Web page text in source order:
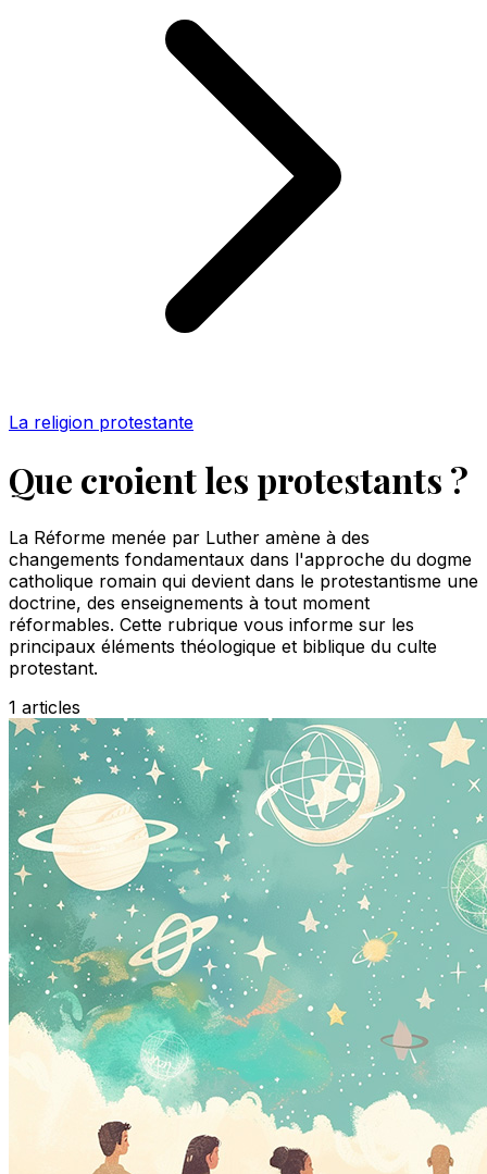
La religion protestante
Que croient les protestants ?
La Réforme menée par Luther amène à des
changements fondamentaux dans l'approche du dogme
catholique romain qui devient dans le protestantisme une
doctrine, des enseignements à tout moment
réformables. Cette rubrique vous informe sur les
principaux éléments théologique et biblique du culte
protestant.
1 articles